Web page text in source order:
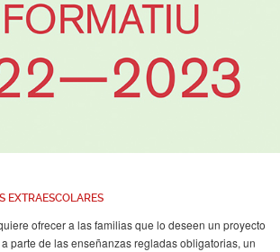
EXTRAESCOLARES
ofrecer a las familias que lo deseen un proyecto
parte de las enseñanzas regladas obligatorias, un